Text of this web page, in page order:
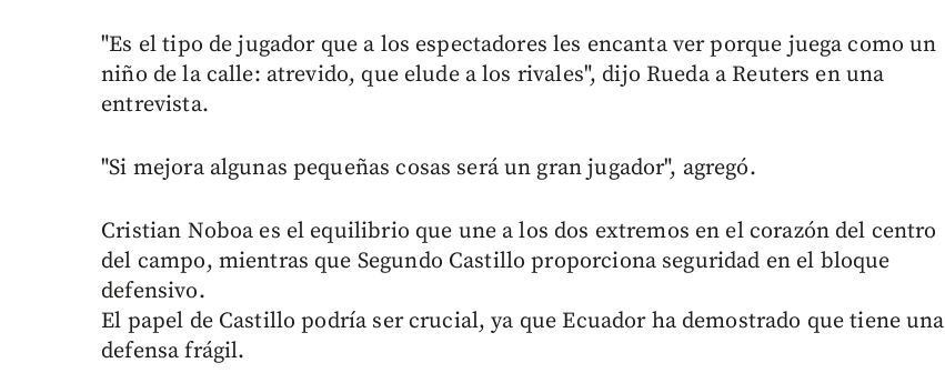
"Es el tipo de jugador que a los espectadores les encanta ver porque juega como un
niño de la calle: atrevido, que elude a los rivales", dijo Rueda a Reuters en una
entrevista.
"Si mejora algunas pequeñas cosas será un gran jugador", agregó.
Cristian Noboa es el equilibrio que une a los dos extremos en el corazón del centro
del campo, mientras que Segundo Castillo proporciona seguridad en el bloque
defensivo.
El papel de Castillo podría ser crucial, ya que Ecuador ha demostrado que tiene una
defensa frágil.